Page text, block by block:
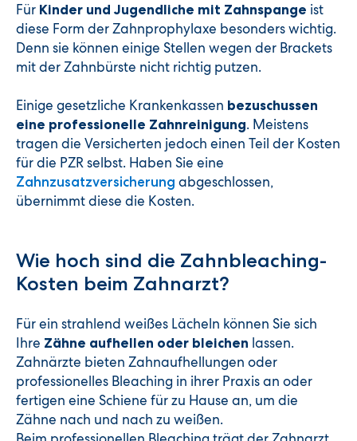
Für Kinder und Jugendliche mit Zahnspange ist
diese Form der Zahnprophylaxe besonders wichtig.
Denn sie können einige Stellen wegen der Brackets
mit der Zahnbürste nicht richtig putzen.
Einige gesetzliche Krankenkassen bezuschussen
eine professionelle Zahnreinigung. Meistens
tragen die Versicherten jedoch einen Teil der Kosten
für die PZR selbst. Haben Sie eine
Zahnzusatzversicherung abgeschlossen,
übernimmt diese die Kosten.
Wie hoch sind die Zahnbleaching-
Kosten beim Zahnarzt?
Für ein strahlend weißes Lächeln können Sie sich
Ihre Zähne aufhellen oder bleichen lassen.
Zahnärzte bieten Zahnaufhellungen oder
professionelles Bleaching in ihrer Praxis an oder
fertigen eine Schiene für zu Hause an, um die
Zähne nach und nach zu weißen.